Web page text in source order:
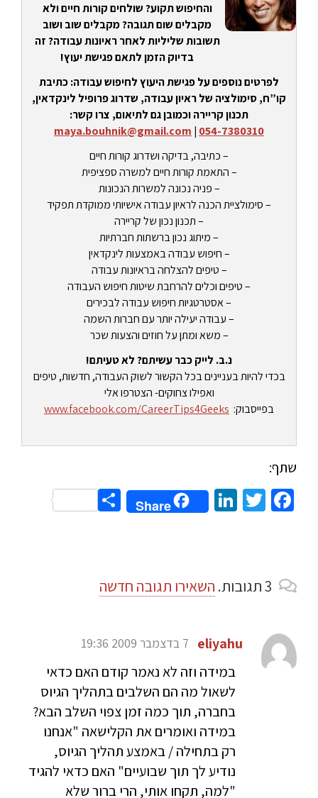
והחיפוש תקוע? שולחים קורות חיים ולא
מקבלים שום תגובה? מקבלים שוב ושוב
תשובות שליליות לאחר ראיונות עבודה? זה
בדיוק הזמן לתאם פגישת יעוץ!
לפרטים נוספים על פגישת היעוץ לחיפוש עבודה: כתיבת
קו”ח, סימולציה של ראיון עבודה, שדרוג פרופיל לינקדאין,
תכנון קריירה וכמובן גם לתיאום, צרו קשר:
054-7380310
|
maya.bouhnik@gmail.com
– כתיבה, בדיקה ושדרוג קורות חיים
– התאמת קורות חיים למשרה ספציפית
– פניה נכונה למשרות הנכונות
– סימולציית הכנה לראיון עבודה אישיותי ממוקדת תפקיד
– תכנון נכון של קריירה
– מיתוג נכון ברשתות חברתיות
– חיפוש עבודה באמצעות לינקדאין
– טיפים להצלחה בראיונות עבודה
– טיפים וכלים להרחבת שיטות חיפוש העבודה
– אסטרטגיות חיפוש עבודה לבכירים
– עבודה יעילה יותר עם חברות השמה
– משא ומתן על חוזים והצעות שכר
נ.ב. לייק כבר עשיתם? לא טעיתם!
בכדי להיות בעניינים בכל הקשור לשוק העבודה, חדשות, טיפים
ואפילו צחוקים- הצטרפו אלי
בפייסבוק: www.facebook.com/CareerTips4Geeks
שתף:
Facebook
Twitter
LinkedIn
Share
Share
3תגובות. השאירו תגובה חדשה
eliyahu 7 בדצמבר 2009 19:36
במידה וזה לא נאמר קודם האם כדאי
לשאול מה הם השלבים בתהליך הגיוס
בחברה, תוך כמה זמן צפוי השלב הבא?
במידה ואומרים את הקלישאה "אנחנו
רק בתחילה / באמצע תהליך הגיוס,
נודיע לך תוך שבועיים" האם כדאי להגיד
"למה, תקחו אותי, הרי ברור שלא